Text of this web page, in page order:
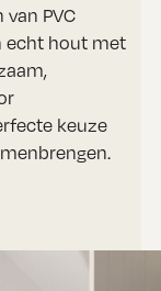
PVC
echt hout met
keuze